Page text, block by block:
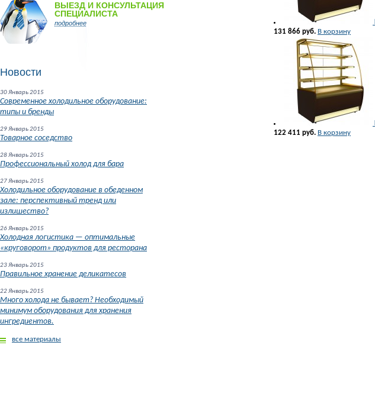
131 866 руб. В корзину
122 411 руб. В корзину
ВЫЕЗД И КОНСУЛЬТАЦИЯ
СПЕЦИАЛИСТА
подробнее
Новости
30 Январь 2015
Современное холодильное оборудование:
типы и бренды
29 Январь 2015
Товарное соседство
28 Январь 2015
Профессиональный холод для бара
27 Январь 2015
Холодильное оборудование в обеденном
зале: перспективный тренд или
излишество?
26 Январь 2015
Холодная логистика — оптимальные
«круговорот» продуктов для ресторана
23 Январь 2015
Правильное хранение деликатесов
22 Январь 2015
Много холода не бывает? Необходимый
минимум оборудования для хранения
ингредиентов.
все материалы